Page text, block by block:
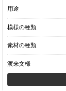
用途
模様の種類
素材の種類
渡来文様